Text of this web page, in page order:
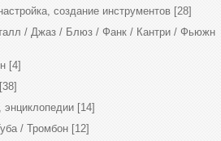
создание инструментов [28]
/ Джаз / Блюз / Фанк / Кантри / Фьюжн
[4]
[38]
энциклопедии [14]
/ Тромбон [12]